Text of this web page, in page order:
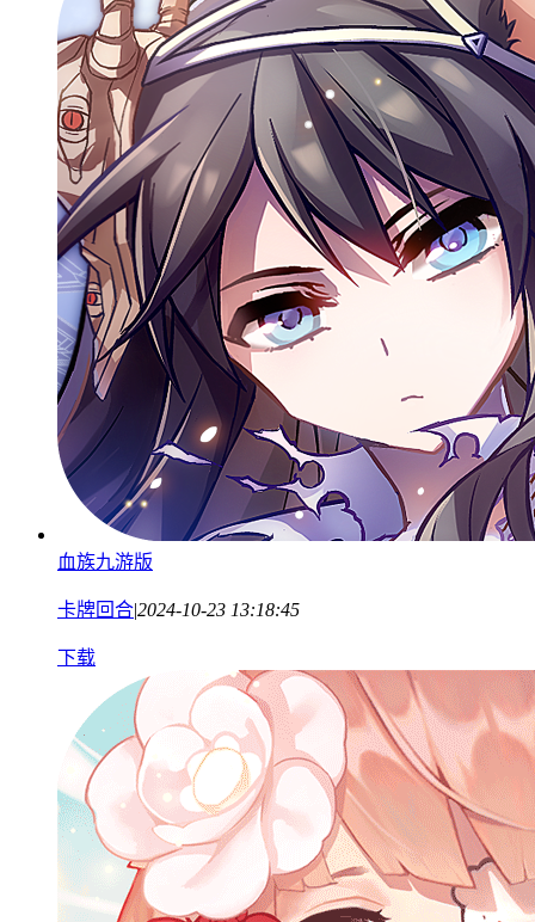
血族九游版
卡牌回合|2024-10-23 13:18:45
下载